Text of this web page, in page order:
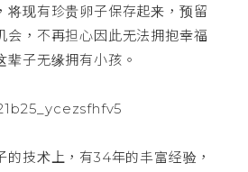
，将现有珍贵卵子保存起来，预留
会，不再担心因此无法拥抱幸福
辈子无缘拥有小孩。
的技术上，有34年的丰富经验，